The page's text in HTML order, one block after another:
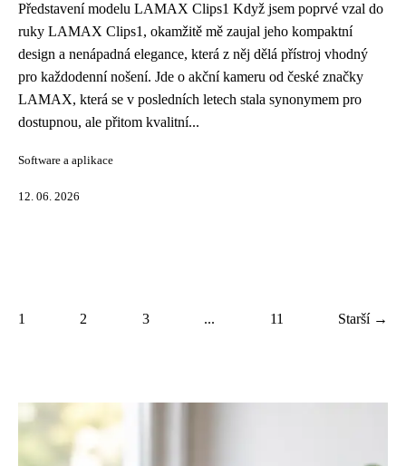
Představení modelu LAMAX Clips1 Když jsem poprvé vzal do
ruky LAMAX Clips1, okamžitě mě zaujal jeho kompaktní
design a nenápadná elegance, která z něj dělá přístroj vhodný
pro každodenní nošení. Jde o akční kameru od české značky
LAMAX, která se v posledních letech stala synonymem pro
dostupnou, ale přitom kvalitní...
Software a aplikace
12. 06. 2026
1 2 3 ... 11 Starší →